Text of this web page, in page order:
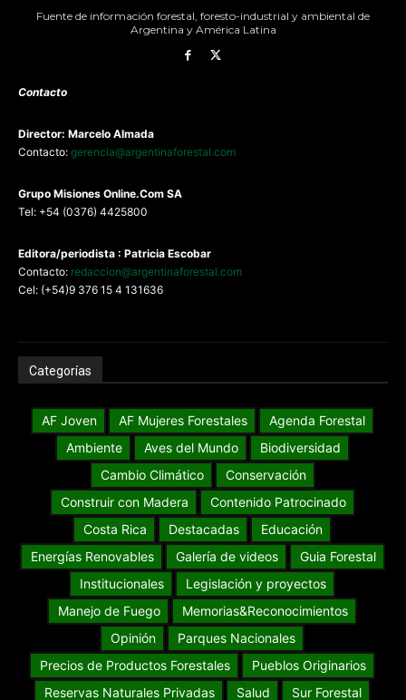
Fuente de información forestal, foresto-industrial y ambiental de
Argentina y América Latina
Contacto
Director: Marcelo Almada
Contacto: gerencia@argentinaforestal.com
Grupo Misiones Online.Com SA
Tel: +54 (0376) 4425800
Editora/periodista : Patricia Escobar
Contacto: redaccion@argentinaforestal.com
Cel: (+54)9 376 15 4 131636
Categorías
AF Joven AF Mujeres Forestales
Agenda Forestal
Ambiente
Aves del Mundo
Biodiversidad
Cambio Climático
Conservación
Construir con Madera
Contenido Patrocinado
Costa Rica
Destacadas
Educación
Energías Renovables
Galería de videos
Guia Forestal
Institucionales
Legislación y proyectos
Manejo de Fuego
Memorias&Reconocimientos
Opinión
Parques Nacionales
Precios de Productos Forestales
Pueblos Originarios
Reservas Naturales Privadas
Salud
Sur Forestal